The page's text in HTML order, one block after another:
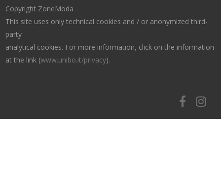
Copyright ZoneModa
This site uses only technical cookies and / or anonymized third-
party
analytical cookies. For more information, click on the information
at the link (www.unibo.it/privacy).